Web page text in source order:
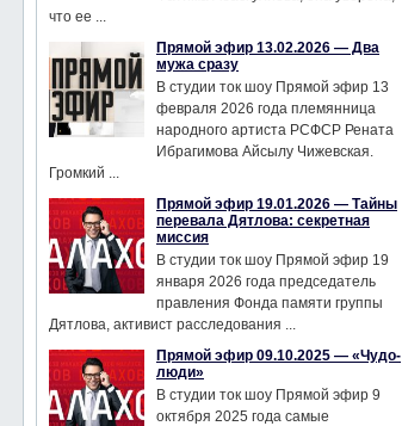
что ее ...
Прямой эфир 13.02.2026 — Два
мужа сразу
В студии ток шоу Прямой эфир 13
февраля 2026 года племянница
народного артиста РСФСР Рената
Ибрагимова Айсылу Чижевская.
Громкий ...
Прямой эфир 19.01.2026 — Тайны
перевала Дятлова: секретная
миссия
В студии ток шоу Прямой эфир 19
января 2026 года председатель
правления Фонда памяти группы
Дятлова, активист расследования ...
Прямой эфир 09.10.2025 — «Чудо-
люди»
В студии ток шоу Прямой эфир 9
октября 2025 года самые